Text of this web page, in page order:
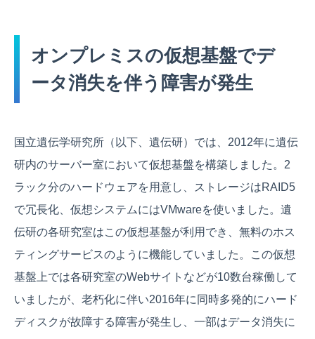
オンプレミスの仮想基盤でデ
ータ消失を伴う障害が発生
国立遺伝学研究所（以下、遺伝研）では、2012年に遺伝
研内のサーバー室において仮想基盤を構築しました。2
ラック分のハードウェアを用意し、ストレージはRAID5
で冗長化、仮想システムにはVMwareを使いました。遺
伝研の各研究室はこの仮想基盤が利用でき、無料のホス
ティングサービスのように機能していました。この仮想
基盤上では各研究室のWebサイトなどが10数台稼働して
いましたが、老朽化に伴い2016年に同時多発的にハード
ディスクが故障する障害が発生し、一部はデータ消失に